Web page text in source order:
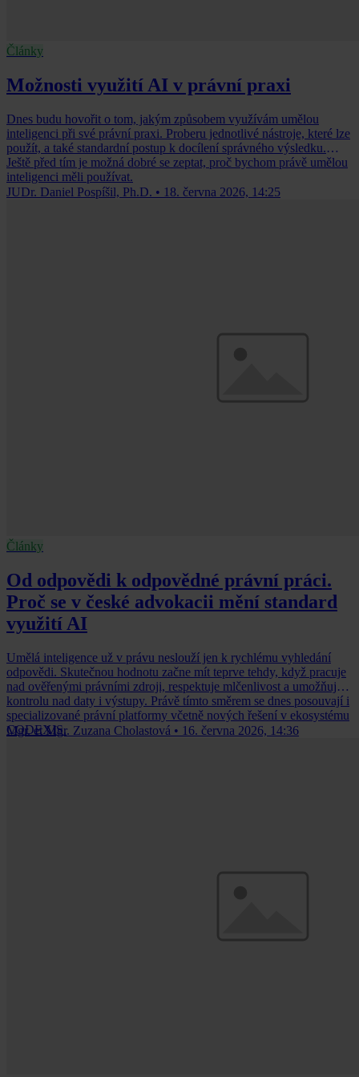
Články
Možnosti využití AI v právní praxi
Dnes budu hovořit o tom, jakým způsobem využívám umělou
inteligenci při své právní praxi. Proberu jednotlivé nástroje, které lze
použít, a také standardní postup k docílení správného výsledku.
Ještě před tím je možná dobré se zeptat, proč bychom právě umělou
inteligenci měli používat.
JUDr. Daniel Pospíšil, Ph.D. • 18. června 2026, 14:25
Články
Od odpovědi k odpovědné právní práci.
Proč se v české advokacii mění standard
využití AI
Umělá inteligence už v právu neslouží jen k rychlému vyhledání
odpovědi. Skutečnou hodnotu začne mít teprve tehdy, když pracuje
nad ověřenými právními zdroji, respektuje mlčenlivost a umožňuje
kontrolu nad daty i výstupy. Právě tímto směrem se dnes posouvají i
specializované právní platformy včetně nových řešení v ekosystému
CODEXIS.
Mgr. et Mgr. Zuzana Cholastová • 16. června 2026, 14:36